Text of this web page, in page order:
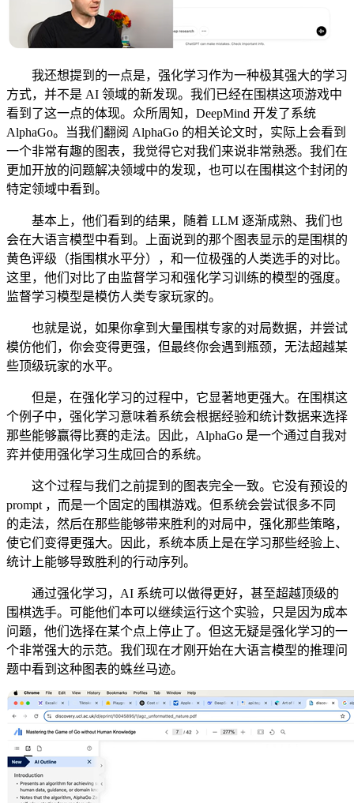
我还想提到的一点是，强化学习作为一种极其强大的学习
方式，并不是 AI 领域的新发现。我们已经在围棋这项游戏中
看到了这一点的体现。众所周知，DeepMind 开发了系统
AlphaGo。当我们翻阅 AlphaGo 的相关论文时，实际上会看到
一个非常有趣的图表，我觉得它对我们来说非常熟悉。我们在
更加开放的问题解决领域中的发现，也可以在围棋这个封闭的
特定领域中看到。
基本上，他们看到的结果，随着 LLM 逐渐成熟、我们也
会在大语言模型中看到。上面说到的那个图表显示的是围棋的
黄色评级（指围棋水平分），和一位极强的人类选手的对比。
这里，他们对比了由监督学习和强化学习训练的模型的强度。
监督学习模型是模仿人类专家玩家的。
也就是说，如果你拿到大量围棋专家的对局数据，并尝试
模仿他们，你会变得更强，但最终你会遇到瓶颈，无法超越某
些顶级玩家的水平。
但是，在强化学习的过程中，它显著地更强大。在围棋这
个例子中，强化学习意味着系统会根据经验和统计数据来选择
那些能够赢得比赛的走法。因此，AlphaGo 是一个通过自我对
弈并使用强化学习生成回合的系统。
这个过程与我们之前提到的图表完全一致。它没有预设的
prompt ，而是一个固定的围棋游戏。但系统会尝试很多不同
的走法，然后在那些能够带来胜利的对局中，强化那些策略，
使它们变得更强大。因此，系统本质上是在学习那些经验上、
统计上能够导致胜利的行动序列。
通过强化学习，AI 系统可以做得更好，甚至超越顶级的
围棋选手。可能他们本可以继续运行这个实验，只是因为成本
问题，他们选择在某个点上停止了。但这无疑是强化学习的一
个非常强大的示范。我们现在才刚开始在大语言模型的推理问
题中看到这种图表的蛛丝马迹。